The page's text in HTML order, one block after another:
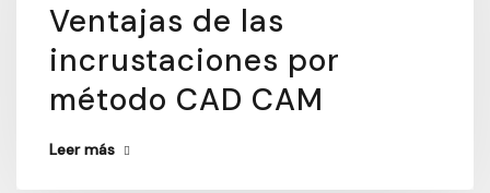
Ventajas de las
incrustaciones por
método CAD CAM
Leer más